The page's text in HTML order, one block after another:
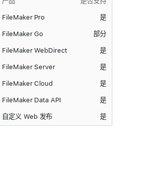
FileMaker Pro 是
FileMaker Go 部分
FileMaker WebDirect 是
FileMaker Server 是
FileMaker Cloud 是
FileMaker Data API 是
自定义 Web 发布 是